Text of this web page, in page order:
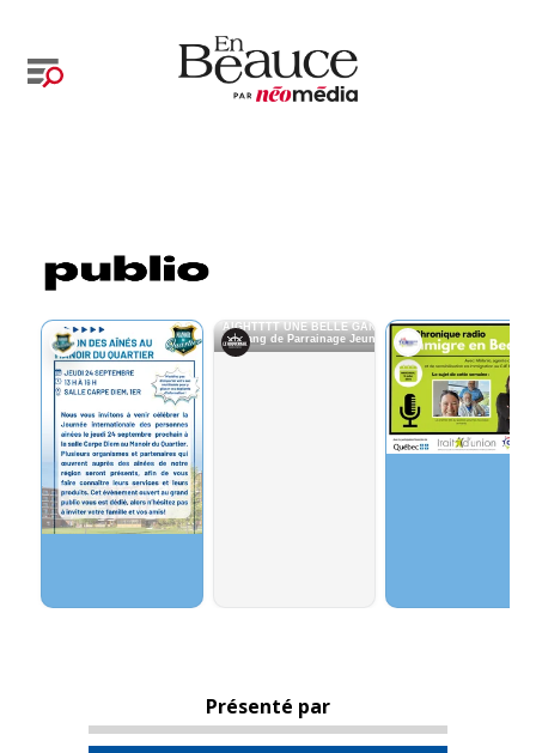
Présenté par